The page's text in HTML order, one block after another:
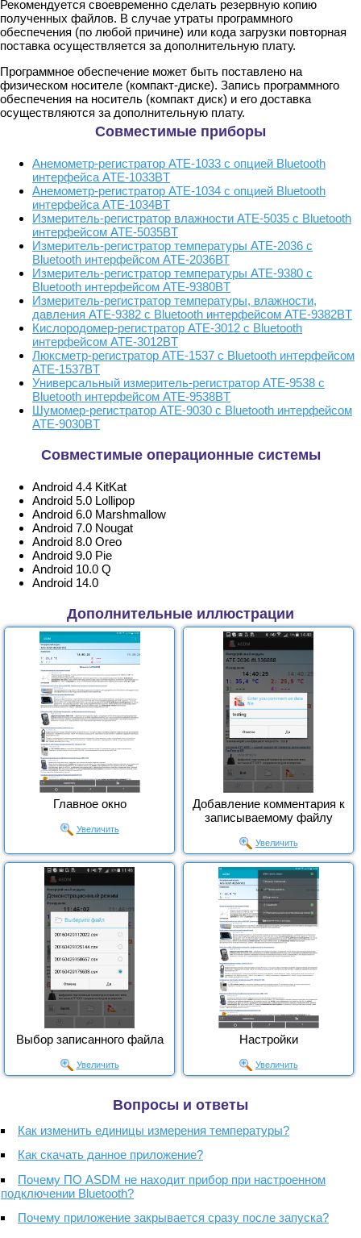
Рекомендуется своевременно сделать резервную копию
полученных файлов. В случае утраты программного
обеспечения (по любой причине) или кода загрузки повторная
поставка осуществляется за дополнительную плату.
Программное обеспечение может быть поставлено на
физическом носителе (компакт-диске). Запись программного
обеспечения на носитель (компакт диск) и его доставка
осуществляются за дополнительную плату.
Совместимые приборы
Анемометр-регистратор АТЕ-1033 с опцией Bluetooth
интерфейса АТЕ-1033BT
Анемометр-регистратор АТЕ-1034 с опцией Bluetooth
интерфейса АТЕ-1034BT
Измеритель-регистратор влажности АТЕ-5035 с Bluetooth
интерфейсом АТЕ-5035BT
Измеритель-регистратор температуры АТЕ-2036 с
Bluetooth интерфейсом АТЕ-2036ВТ
Измеритель-регистратор температуры АТЕ-9380 с
Bluetooth интерфейсом АТЕ-9380BT
Измеритель-регистратор температуры, влажности,
давления АТЕ-9382 с Bluetooth интерфейсом АТЕ-9382BT
Кислородомер-регистратор АТЕ-3012 с Bluetooth
интерфейсом АТЕ-3012BT
Люксметр-регистратор АТЕ-1537 с Bluetooth интерфейсом
АТЕ-1537BT
Универсальный измеритель-регистратор АТЕ-9538 с
Bluetooth интерфейсом АТЕ-9538BT
Шумомер-регистратор АТЕ-9030 с Bluetooth интерфейсом
АТЕ-9030BT
Совместимые операционные системы
Android 4.4 KitKat
Android 5.0 Lollipop
Android 6.0 Marshmallow
Android 7.0 Nougat
Android 8.0 Oreo
Android 9.0 Pie
Android 10.0 Q
Android 14.0
Дополнительные иллюстрации
Главное окно
Увеличить
Добавление комментария к
записываемому файлу
Увеличить
Выбор записанного файла
Увеличить
Настройки
Увеличить
Вопросы и ответы
Как изменить единицы измерения температуры?
Как скачать данное приложение?
Почему ПО ASDM не находит прибор при настроенном
подключении Bluetooth?
Почему приложение закрывается сразу после запуска?